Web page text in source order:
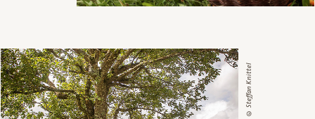
© Steffan Knittel